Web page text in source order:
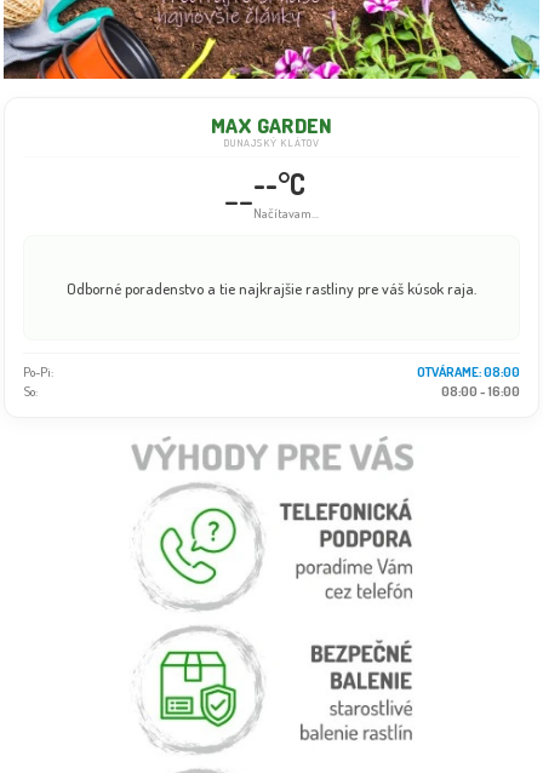
MAX GARDEN
DUNAJSKÝ KLÁTOV
--°C
Info dočasne nedostupné
Odborné poradenstvo a tie najkrajšie rastliny pre váš kúsok raja.
Po-Pi:
08:00 - 18:00
So:
08:00 - 16:00